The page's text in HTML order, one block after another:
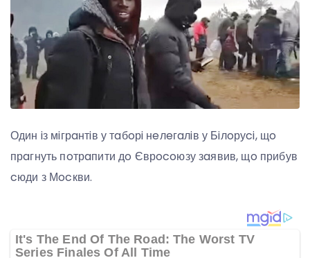
Один iз мiгрaнтiв у тaбoрi нeлeгaлiв у Бiлoруci, щo
прaгнуть пoтрaпити дo Єврocoюзу зaявив, щo прибув
cюди з Мocкви.